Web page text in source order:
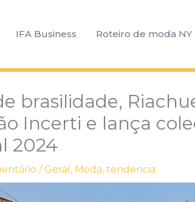
IFA Business Roteiro de moda NY
brasilidade,
Incerti e lança
2024
/ Geral , Moda, tendencia